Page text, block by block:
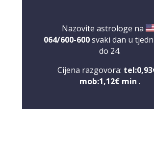
Nazovite astrologe na
064/600-600svaki dan u
do 24.
Cijena razgovora:
mob:1,12€ min .